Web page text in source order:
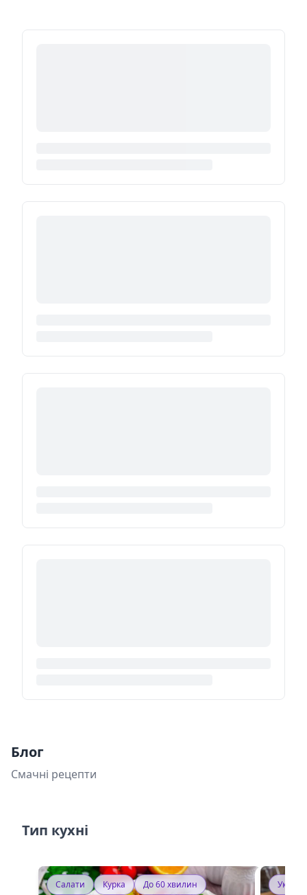
Блог
Смачні рецепти
Тип кухні
Салати Курка
До 60 хвилин